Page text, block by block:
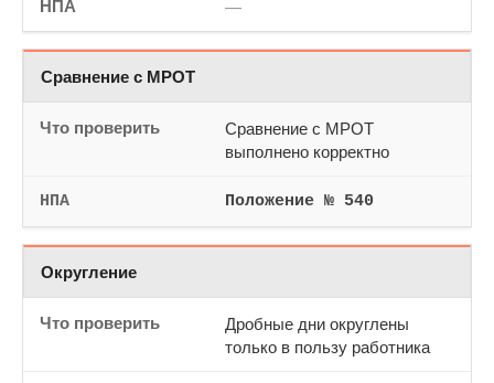
—
Сравнение с МРОТ
Сравнение с МРОТ
выполнено корректно
Положение № 540
Округление
Дробные дни округлены
только в пользу работника